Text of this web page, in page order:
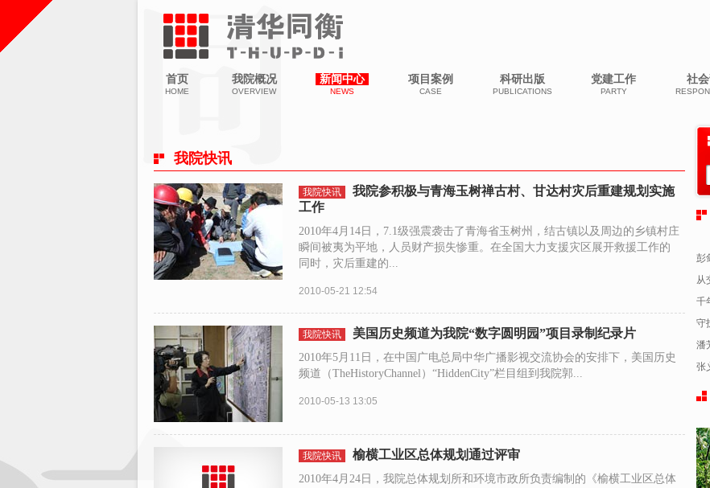
首页
HOME
我院概况
OVERVIEW
新闻中心
NEWS
项目案例
CASE
科研出版
PUBLICATIONS
党建工作
PARTY
社
彭
从
千
守
潘
张
我院快讯
我院快讯
我院参积极与青海玉树禅古村、甘达村灾后重建规划实施
工作
2010年4月14日，7.1级强震袭击了青海省玉树州，结古镇以及周边的乡镇村庄
瞬间被夷为平地，人员财产损失惨重。在全国大力支援灾区展开救援工作的
同时，灾后重建的...
2010-05-21 12:54
我院快讯 美国历史频道为我院“数字圆明园”项目录制纪录片
2010年5月11日，在中国广电总局中华广播影视交流协会的安排下，美国历史
频道（TheHistoryChannel）“HiddenCity”栏目组到我院郭...
2010-05-13 13:05
我院快讯 榆横工业区总体规划通过评审
2010年4月24日，我院总体规划所和环境市政所负责编制的《榆横工业区总体